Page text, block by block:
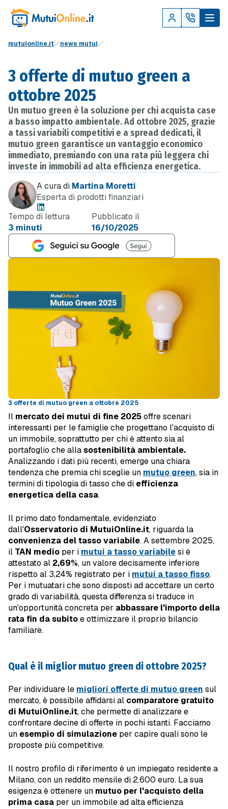
mutuionline.it news mutui
3 offerte di mutuo green a
ottobre 2025
Un mutuo green è la soluzione per chi acquista case
a basso impatto ambientale. Ad ottobre 2025, grazie
a tassi variabili competitivi e a spread dedicati, il
mutuo green garantisce un vantaggio economico
immediato, premiando con una rata più leggera chi
investe in immobili ad alta efficienza energetica.
A cura di Martina Moretti
Esperta di prodotti finanziari
Tempo di lettura
3 minuti
Pubblicato il
16/10/2025
3 offerte di mutuo green a ottobre 2025
Il mercato dei mutui di fine 2025offre scenari
interessanti per le famiglie che progettano l'acquisto di
un immobile, soprattutto per chi è attento sia al
portafoglio che allasostenibilità ambientale.
Analizzando i dati più recenti, emerge una chiara
tendenza che premia chi sceglie un mutuo green, sia in
termini di tipologia di tasso che di efficienza
energetica della casa.
Il primo dato fondamentale, evidenziato
dall'Osservatorio di MutuiOnline.it, riguarda la
convenienza del tasso variabile. A settembre 2025,
il TAN medio per i mutui a tasso variabilesi è
attestato al 2,69%, un valore decisamente inferiore
rispetto al 3,24% registrato per i mutui a tasso fisso.
Per i mutuatari che sono disposti ad accettare un certo
grado di variabilità, questa differenza si traduce in
un'opportunità concreta per abbassare l'importo della
rata fin da subitoe ottimizzare il proprio bilancio
familiare.
Qual è il miglior mutuo green di ottobre 2025?
Per individuare le migliori offerte di mutuo green sul
mercato, è possibile affidarsi al comparatore gratuito
di MutuiOnline.it, che permette di analizzare e
confrontare decine di offerte in pochi istanti. Facciamo
un esempio di simulazione per capire quali sono le
proposte più competitive.
Il nostro profilo di riferimento è un impiegato residente a
Milano, con un reddito mensile di 2.600 euro. La sua
esigenza è ottenere un mutuo per l'acquisto della
prima casa per un immobile ad alta efficienza